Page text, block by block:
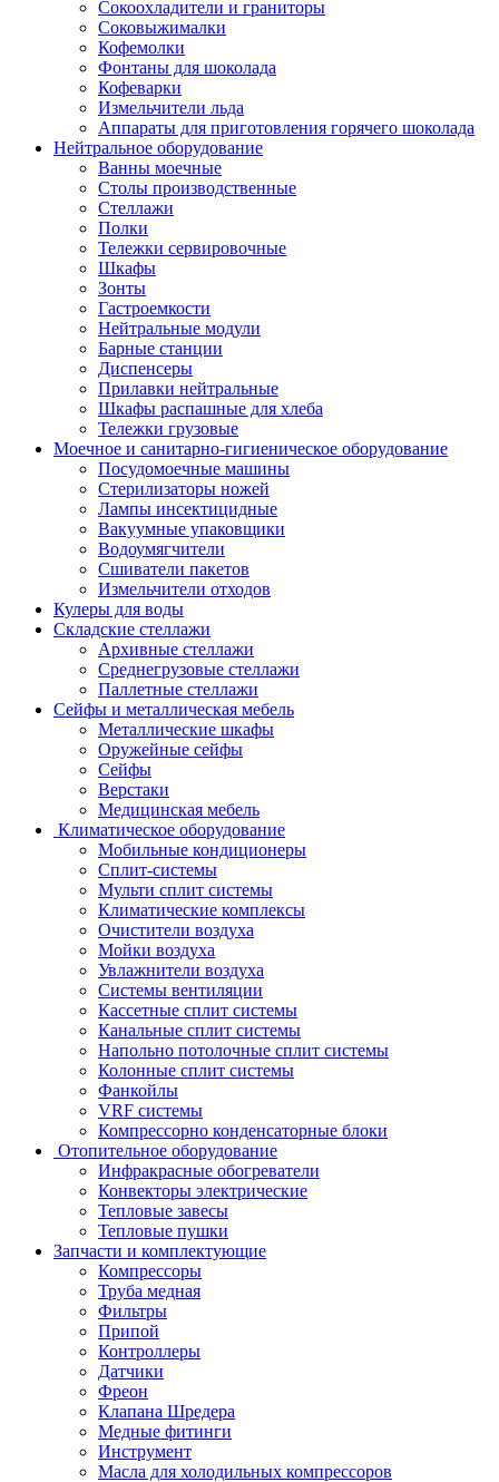
Сокоохладители и граниторы
Соковыжималки
Кофемолки
Фонтаны для шоколада
Кофеварки
Измельчители льда
Аппараты для приготовления горячего шоколада
Нейтральное оборудование
Ванны моечные
Столы производственные
Стеллажи
Полки
Тележки сервировочные
Шкафы
Зонты
Гастроемкости
Нейтральные модули
Барные станции
Диспенсеры
Прилавки нейтральные
Шкафы распашные для хлеба
Тележки грузовые
Моечное и санитарно-гигиеническое оборудование
Посудомоечные машины
Стерилизаторы ножей
Лампы инсектицидные
Вакуумные упаковщики
Водоумягчители
Сшиватели пакетов
Измельчители отходов
Кулеры для воды
Складские стеллажи
Архивные стеллажи
Среднегрузовые стеллажи
Паллетные стеллажи
Сейфы и металлическая мебель
Металлические шкафы
Оружейные сейфы
Сейфы
Верстаки
Медицинская мебель
Климатическое оборудование
Мобильные кондиционеры
Сплит-системы
Мульти сплит системы
Климатические комплексы
Очистители воздуха
Мойки воздуха
Увлажнители воздуха
Системы вентиляции
Кассетные сплит системы
Канальные сплит системы
Напольно потолочные сплит системы
Колонные сплит системы
Фанкойлы
VRF системы
Компрессорно конденсаторные блоки
Отопительное оборудование
Инфракрасные обогреватели
Конвекторы электрические
Тепловые завесы
Тепловые пушки
Запчасти и комплектующие
Компрессоры
Труба медная
Фильтры
Припой
Контроллеры
Датчики
Фреон
Клапана Шредера
Медные фитинги
Инструмент
Масла для холодильных компрессоров